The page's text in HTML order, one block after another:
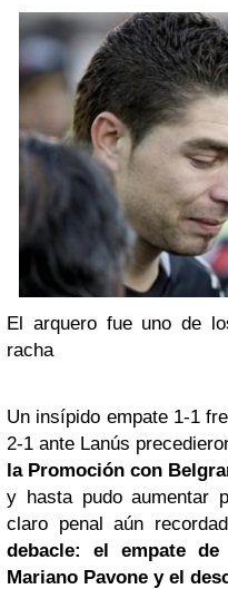
El arquero fue uno de
racha
Un insípido empate 1-1
2-1 ante Lanús
la Promoción con
y hasta pudo aumentar
claro penal aún
debacle: el empate
Mariano Pavone y el